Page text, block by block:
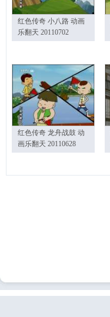
红色传奇 小八路 动画
乐翻天 20110702
红色传奇 龙舟战鼓 动
画乐翻天 20110628